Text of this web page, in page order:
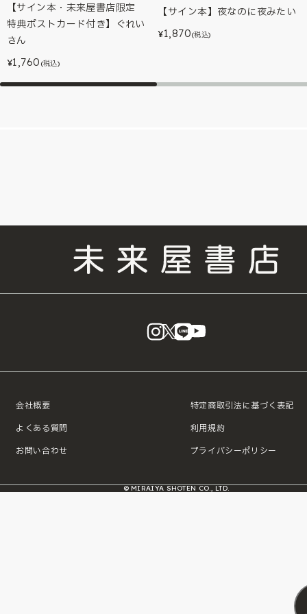
【サイン本・未来屋書店限定
特典ポストカード付き】ぐれい
さん
¥1,760 (税込)
【サイン本】夜なのに夜みたい
¥1,870(税込)
instagram
X LINE
会社概要
よくある質問
お問い合わせ
特定商取引法に基づく表記
利用規約
プライバシーポリシー
© MIRAIYA SHOTEN CO., LTD.